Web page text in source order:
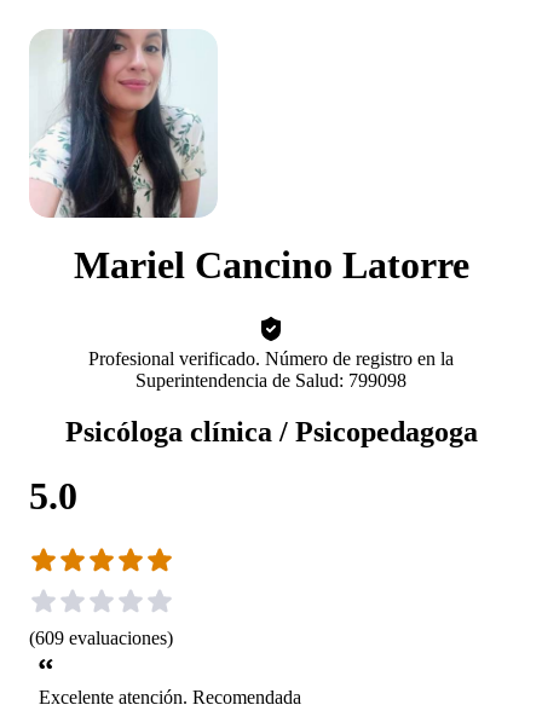
Mariel Cancino Latorre
Profesional verificado. Número de registro en la
Superintendencia de Salud: 799098
Psicóloga clínica / Psicopedagoga
5.0
(609 evaluaciones)
Excelente atención. Recomendada